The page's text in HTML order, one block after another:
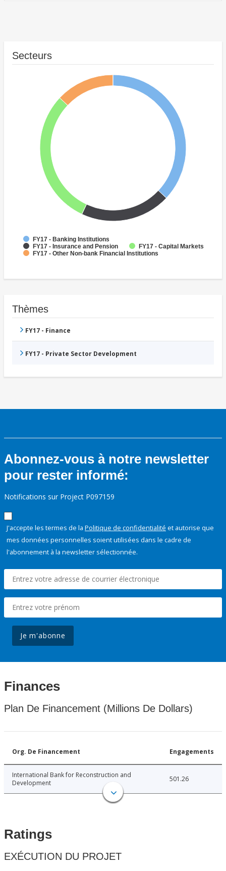
Secteurs
FY17 - Banking Institutions
FY17 - Insurance and Pension
FY17 - Capital Markets
FY17 - Other Non-bank Financial Institutions
Thèmes
FY17 - Finance
FY17 - Private Sector Development
Abonnez-vous à notre newsletter
pour rester informé:
Notifications sur Project P097159
J'accepte les termes de la Politique de confidentialité et autorise que
mes données personnelles soient utilisées dans le cadre de
l'abonnement à la newsletter sélectionnée.
Je m'abonne
Finances
Plan De Financement (Millions De Dollars)
Org. De Financement Engagements
International Bank for Reconstruction and
Development
501.26
Ratings
EXÉCUTION DU PROJET